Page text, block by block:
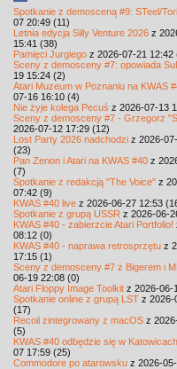
Spotkanie z demosceną #9: STeel/Tori
07 20:49 (11)
Letnia edycja Silly Venture 2026 z
15:41 (38)
Pamięci Jurgiego z 2026-07-21 12:42
Sceny z demosceny #7: opowiada
19 15:24 (2)
Atari Muzeum w Poznaniu na KWAS
07-16 16:10 (4)
Nie żyje kolega Pecuś z 2026-07-13
Sceny z demosceny #7 - Grzegorz
2026-07-12 17:29 (12)
Lost Party 2026 nadchodzi z 2026-
(23)
Pan Zenon i Atari na KWAS #40 z
(7)
Spotkanie z redakcją "The Voice" z
07:42 (9)
KWAS #40 live z 2026-06-27 12:53
Spotkanie z grupą USSR z 2026-06-
KWAS #40 - zabierzcie Atari Portfolio!
08:12 (0)
KWAS #40 - naprawa retrosprzętu z
17:15 (1)
Sceny z demosceny #7 z Bigerem i
06-19 22:08 (0)
Atari Floppy Image Toolkit z 2026-06-
Spotkanie online z grupą LST z 2026-
(17)
Recoil zintegrowany z macOS z
(5)
KWAS #40 odbędzie się w Katowicach
07 17:59 (25)
Commodore po atarowsku z 2026-